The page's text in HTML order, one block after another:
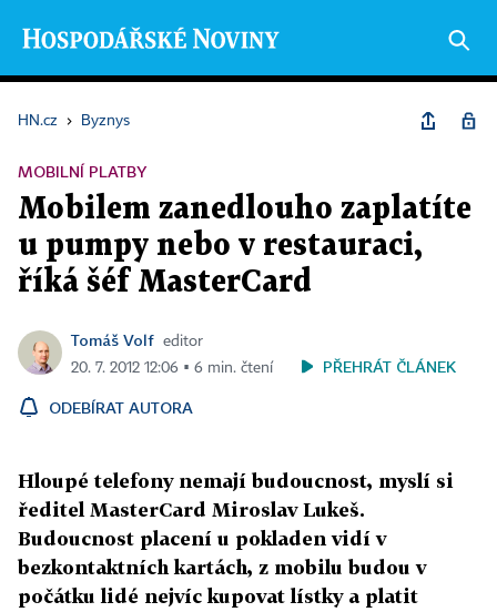
HN.cz › Byznys
MOBILNÍ PLATBY
Mobilem zanedlouho zaplatíte
u pumpy nebo v restauraci,
říká šéf MasterCard
Tomáš Volf editor
20. 7. 2012 12:06 ▪ 6 min. čtení
PŘEHRÁT ČLÁNEK
ODEBÍRAT AUTORA
Hloupé telefony nemají budoucnost, myslí si
ředitel MasterCard Miroslav Lukeš.
Budoucnost placení u pokladen vidí v
bezkontaktních kartách, z mobilu budou v
počátku lidé nejvíc kupovat lístky a platit